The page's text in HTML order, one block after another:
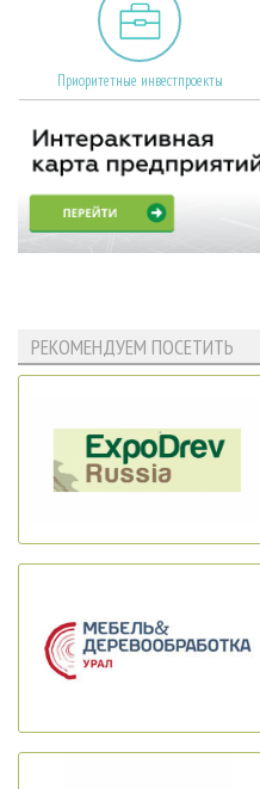
Приоритетные инвестпроекты
РЕКОМЕНДУЕМ ПОСЕТИТЬ